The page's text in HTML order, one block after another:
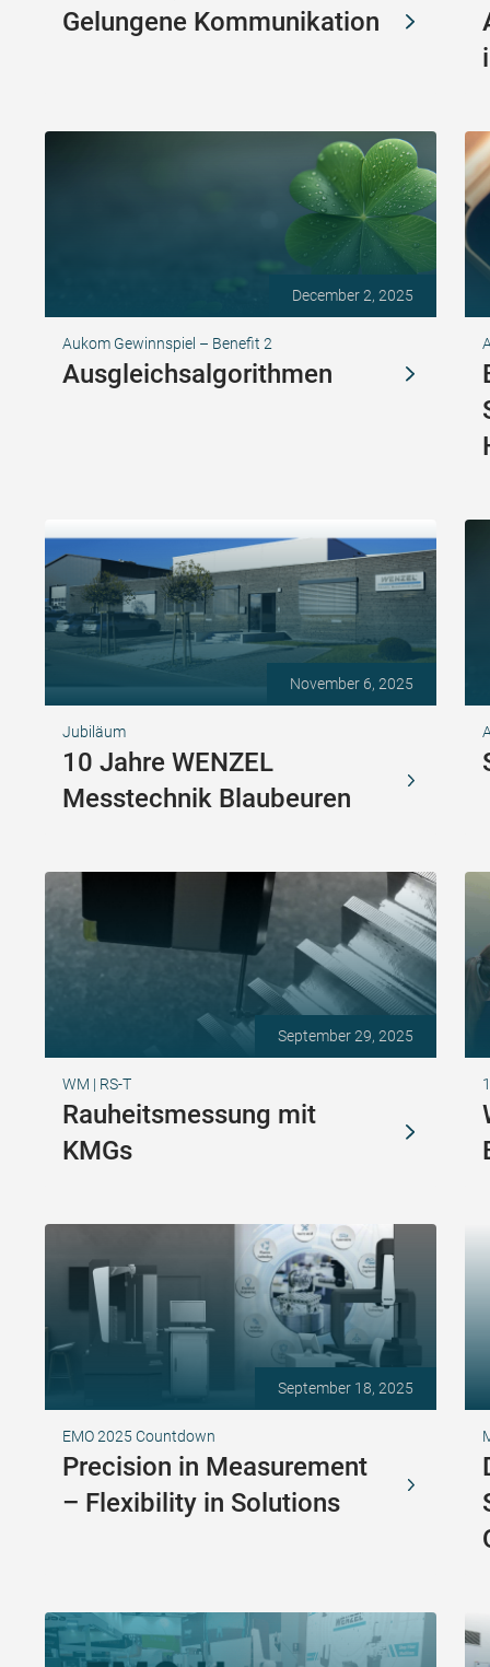
Gelungene Kommunikation
December 2, 2025
Aukom Gewinnspiel – Benefit 2
Ausgleichsalgorithmen
November 6, 2025
Jubiläum
10 Jahre WENZEL
Messtechnik Blaubeuren
September 29, 2025
WM | RS-T
Rauheitsmessung mit
KMGs
September 18, 2025
EMO 2025 Countdown
Precision in Measurement
– Flexibility in Solutions